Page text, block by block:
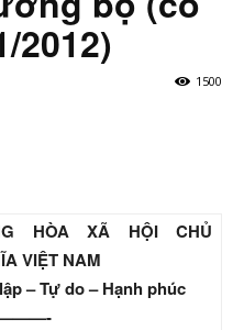
2012)
1500
HÒA XÃ HỘI CHỦ
VIỆT NAM
– Tự do – Hạnh phúc